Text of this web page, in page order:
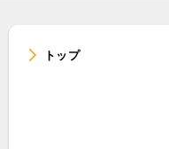
トップ